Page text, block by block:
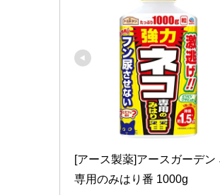
[アース製薬]アースガーデン
専用のみはり番 1000g